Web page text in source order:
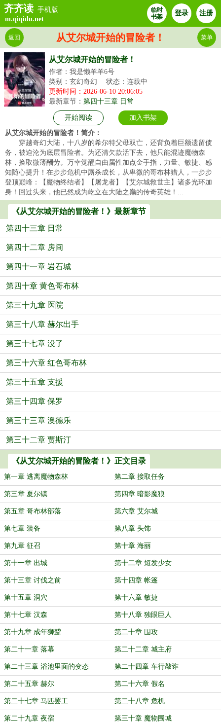
齐齐读 手机版
m.qiqidu.net
临时
书架
登录 注册
从艾尔城开始的冒险者！
返回 菜单
从艾尔城开始的冒险者！
作者：我是懒羊羊6号
类别：玄幻奇幻
状态：连载中
更新时间：2026-06-10 20:06:05
最新章节： 第四十三章 日常
开始阅读 加入书架
从艾尔城开始的冒险者！简介：
穿越奇幻大陆，十八岁的希尔特父母双亡，还背负着巨额遗留债
务，被迫沦为底层冒险者。为还清欠款活下去，他只能混迹魔物森
林，换取微薄酬劳。万幸觉醒自由属性加点金手指，力量、敏捷、感
知随心提升！在步步危机中厮杀成长，从卑微的哥布林猎人，一步步
登顶巅峰：【魔物终结者】【屠龙者】【艾尔城救世主】诸多光环加
身！回过头来，他已然成为屹立在大陆之巅的传奇英雄！...
《从艾尔城开始的冒险者！》最新章节
第四十三章 日常
第四十二章 房间
第四十一章 岩石城
第四十章 黄色哥布林
第三十九章 医院
第三十八章 赫尔出手
第三十七章 没了
第三十六章 红色哥布林
第三十五章 支援
第三十四章 保罗
第三十三章 澳德乐
第三十二章 贾斯汀
《从艾尔城开始的冒险者！》正文目录
第一章 逃离魔物森林 第二章 接取任务
第三章 夏尔镇 第四章 暗影魔狼
第五章 哥布林部落 第六章 艾尔城
第七章 装备 第八章 头饰
第九章 征召 第十章 海丽
第十一章 出城 第十二章 短发少女
第十三章 讨伐之前 第十四章 帐篷
第十五章 洞穴 第十六章 敏捷
第十七章 汉森 第十八章 独眼巨人
第十九章 成年狮鹫 第二十章 围攻
第二十一章 落幕 第二十二章 城主府
第二十三章 浴池里面的变态 第二十四章 车行敲诈
第二十五章 赫尔 第二十六章 假名
第二十七章 马匹罢工 第二十八章 危机
第二十九章 夜宿 第三十章 魔物围城